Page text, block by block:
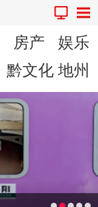
房产
娱乐
黔文化 地州